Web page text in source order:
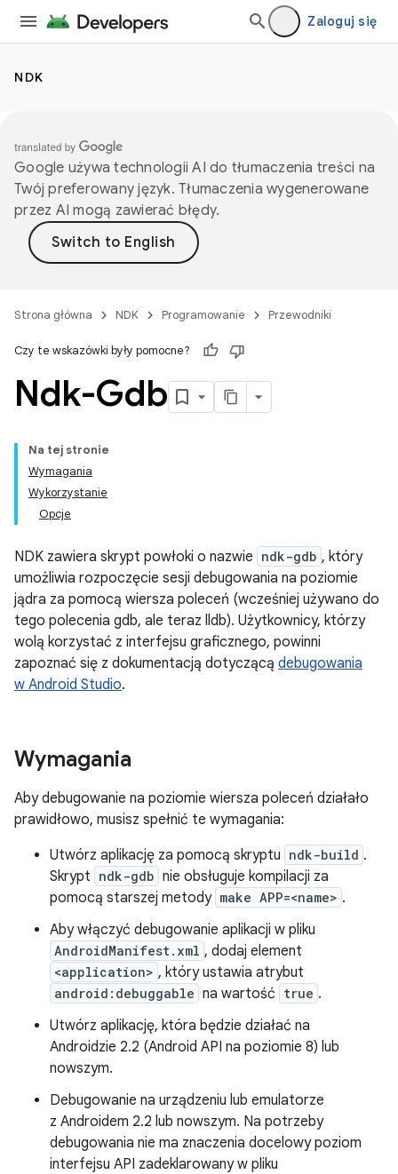
Zaloguj się
NDK
Google używa technologii AI do tłumaczenia treści na
Twój preferowany język. Tłumaczenia wygenerowane
przez AI mogą zawierać błędy.
Strona główna NDK Programowanie Przewodniki
Czy te wskazówki były pomocne?
Ndk-Gdb
Na tej stronie
Wymagania
Wykorzystanie
Opcje
NDK zawiera skrypt powłoki o nazwie ndk-gdb , który
umożliwia rozpoczęcie sesji debugowania na poziomie
jądra za pomocą wiersza poleceń (wcześniej używano do
tego polecenia gdb, ale teraz lldb). Użytkownicy, którzy
wolą korzystać z interfejsu graficznego, powinni
zapoznać się z dokumentacją dotyczącą debugowania
w Android Studio.
Wymagania
Aby debugowanie na poziomie wiersza poleceń działało
prawidłowo, musisz spełnić te wymagania:
Utwórz aplikację za pomocą skryptu ndk-build .
Skrypt ndk-gdb nie obsługuje kompilacji za
pomocą starszej metody make APP=<name> .
Aby włączyć debugowanie aplikacji w pliku
AndroidManifest.xml , dodaj element
<application> , który ustawia atrybut
android:debuggable na wartość true .
Utwórz aplikację, która będzie działać na
Androidzie 2.2 (Android API na poziomie 8) lub
nowszym.
Debugowanie na urządzeniu lub emulatorze
z Androidem 2.2 lub nowszym. Na potrzeby
debugowania nie ma znaczenia docelowy poziom
interfejsu API zadeklarowany w pliku